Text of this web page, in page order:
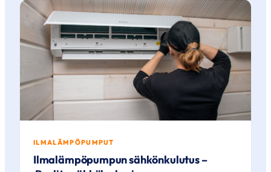
ILMALÄMPÖPUMPUT
Ilmalämpöpumpun sähkönkulutus –